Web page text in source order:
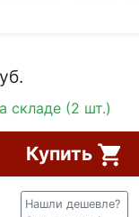
складе (2 шт.)
Купить
Нашли дешевле?